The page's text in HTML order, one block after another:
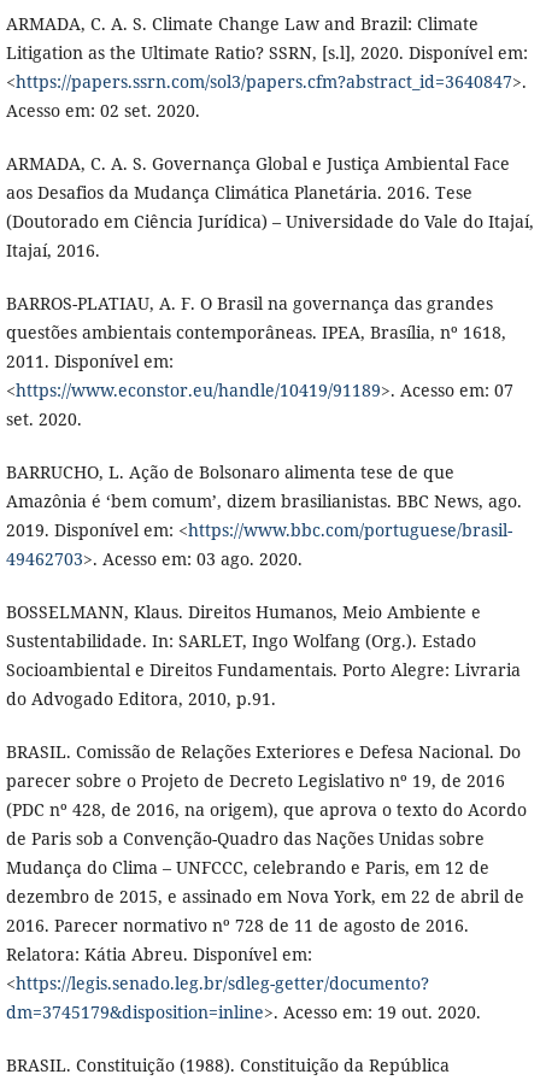
ARMADA, C. A. S. Climate Change Law and Brazil: Climate
Litigation as the Ultimate Ratio? SSRN, [s.l], 2020. Disponível em:
<https://papers.ssrn.com/sol3/papers.cfm?abstract_id=3640847>.
Acesso em: 02 set. 2020.
ARMADA, C. A. S. Governança Global e Justiça Ambiental Face
aos Desafios da Mudança Climática Planetária. 2016. Tese
(Doutorado em Ciência Jurídica) – Universidade do Vale do Itajaí,
Itajaí, 2016.
BARROS-PLATIAU, A. F. O Brasil na governança das grandes
questões ambientais contemporâneas. IPEA, Brasília, nº 1618,
2011. Disponível em:
<https://www.econstor.eu/handle/10419/91189>. Acesso em: 07
set. 2020.
BARRUCHO, L. Ação de Bolsonaro alimenta tese de que
Amazônia é ‘bem comum’, dizem brasilianistas. BBC News, ago.
2019. Disponível em: <https://www.bbc.com/portuguese/brasil-
49462703>. Acesso em: 03 ago. 2020.
BOSSELMANN, Klaus. Direitos Humanos, Meio Ambiente e
Sustentabilidade. In: SARLET, Ingo Wolfang (Org.). Estado
Socioambiental e Direitos Fundamentais. Porto Alegre: Livraria
do Advogado Editora, 2010, p.91.
BRASIL. Comissão de Relações Exteriores e Defesa Nacional. Do
parecer sobre o Projeto de Decreto Legislativo nº 19, de 2016
(PDC nº 428, de 2016, na origem), que aprova o texto do Acordo
de Paris sob a Convenção-Quadro das Nações Unidas sobre
Mudança do Clima – UNFCCC, celebrando e Paris, em 12 de
dezembro de 2015, e assinado em Nova York, em 22 de abril de
2016. Parecer normativo nº 728 de 11 de agosto de 2016.
Relatora: Kátia Abreu. Disponível em:
<https://legis.senado.leg.br/sdleg-getter/documento?
dm=3745179&disposition=inline>. Acesso em: 19 out. 2020.
BRASIL. Constituição (1988). Constituição da República